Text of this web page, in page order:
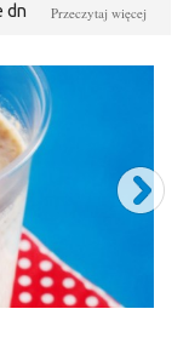
dni. Zimny napój
Przeczytaj więcej